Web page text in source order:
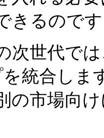
きるので
次世代で
統合しま
の市場向